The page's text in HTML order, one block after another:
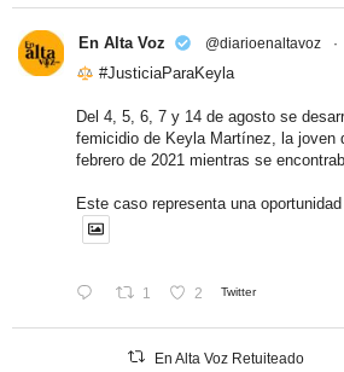
En Alta Voz @diarioenaltavoz ·
#JusticiaParaKeyla
Del 4, 5, 6, 7 y 14 de agosto se
femicidio de Keyla Martínez, la joven
febrero de 2021 mientras se
Este caso representa una
1 2 Twitter
En Alta Voz Retuiteado